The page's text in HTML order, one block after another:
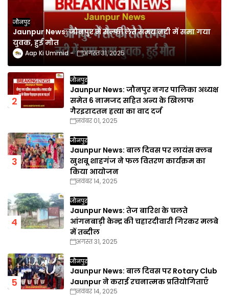
जौनपुर
Jaunpur News: जौनपुर में सेल्फी लेते समय नदी में समा गया
युवक, हुई मौत
Aap Ki Ummid अगस्त 31, 2025
जौनपुर
Jaunpur News: जौनपुर नगर पालिका अध्यक्ष
समेत 6 नामजद सहित अन्य के खिलाफ
गैरइरादतन हत्या का वाद दर्ज
नवंबर 01, 2025
जौनपुर
Jaunpur News: बाल दिवस पर लायंस क्लब
खुशबू शाहगंज ने फल वितरण कार्यक्रम का
किया आयोजन
नवंबर 14, 2025
जौनपुर
Jaunpur News: तेज बारिश के चलते
आंगनबाड़ी केन्द्र की चहारदीवारी गिरकर मलबे
में तब्दील
अगस्त 31, 2025
जौनपुर
Jaunpur News: बाल दिवस पर Rotary Club
Jaunpur ने कराई रचनात्मक प्रतियोगिताएँ
नवंबर 14, 2025